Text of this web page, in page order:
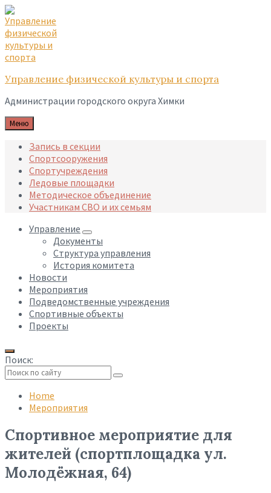
Skip
to
content
Skip
to
main
navigation
Skip
to
footer
Управление физической культуры и спорта
Администрации городского округа Химки
Меню
Запись в секции
Спортсооружения
Спортучреждения
Ледовые площадки
Методическое объединение
Участникам СВО и их семьям
Управление
Документы
Структура управления
История комитета
Новости
Мероприятия
Подведомственные учреждения
Спортивные объекты
Проекты
Поиск:
search
Home
Мероприятия
Спортивное мероприятие для
жителей (спортплощадка ул.
Молодёжная, 64)